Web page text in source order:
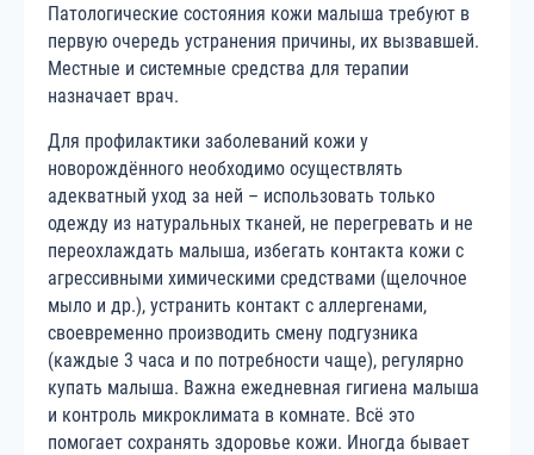
Патологические состояния кожи малыша требуют в
первую очередь устранения причины, их вызвавшей.
Местные и системные средства для терапии
назначает врач.
Для профилактики заболеваний кожи у
новорождённого необходимо осуществлять
адекватный уход за ней – использовать только
одежду из натуральных тканей, не перегревать и не
переохлаждать малыша, избегать контакта кожи с
агрессивными химическими средствами (щелочное
мыло и др.), устранить контакт с аллергенами,
своевременно производить смену подгузника
(каждые 3 часа и по потребности чаще), регулярно
купать малыша. Важна ежедневная гигиена малыша
и контроль микроклимата в комнате. Всё это
помогает сохранять здоровье кожи. Иногда бывает